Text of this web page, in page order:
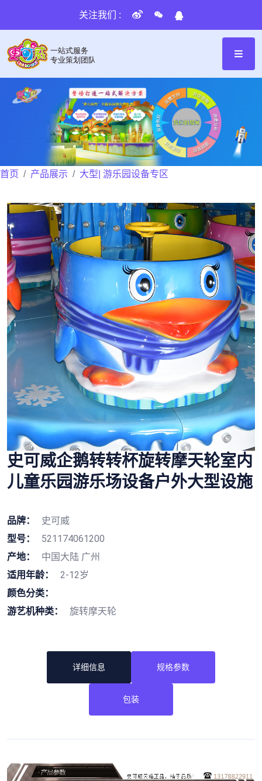
关注我们 :
首页 产品展示 大型| 游乐园设备专区
史可威企鹅转转杯旋转摩天轮室内
儿童乐园游乐场设备户外大型设施
品牌：
史可威
型号：
521174061200
产地：
中国大陆 广州
适用年龄：
2-12岁
颜色分类：
游艺机种类：
旋转摩天轮
详细信息 规格参数
包装